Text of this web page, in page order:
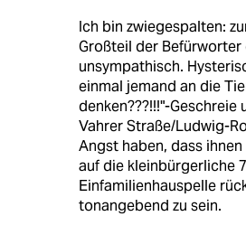
Ich bin zwiegespalten:
Großteil der
unsympathisch.
einmal jemand an die
denken???!!!"-Geschreie
Vahrer Straße/Ludwig-
Angst haben, dass
auf die kleinbürgerliche
Einfamilienhauspelle
tonangebend zu sein.